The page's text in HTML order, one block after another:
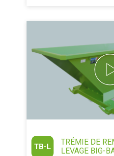
TB-L
TRÉMIE DE
LEVAGE BIG-